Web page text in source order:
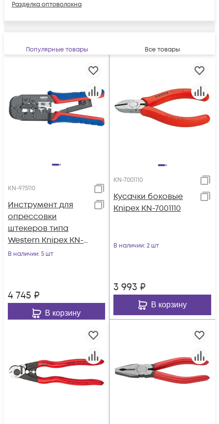
Разделка оптоволокна
Популярные товары Все товары
KN-975110
Инструмент для
опрессовки
штекеров типа
Western Knipex KN-
975110
В наличии: 5 шт
4 745 ₽
В корзину
KN-7001110
Кусачки боковые
Knipex KN-7001110
В наличии: 2 шт
3 993 ₽
В корзину